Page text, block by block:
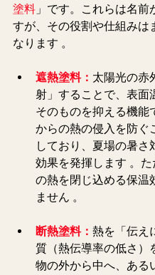
塗料 」です。これらは名前
すが、その役割や仕組みは
なります 。
遮熱塗料： 太陽光の赤
射」することで、表面
そのものを抑える機能
からの熱の侵入を防ぐ
しており、夏場の暑さ
効果を発揮します 。
の熱を閉じ込める保温
ません 。
断熱塗料： 熱を「伝え
質（熱伝導率の低さ）
物の外から中へ、ある